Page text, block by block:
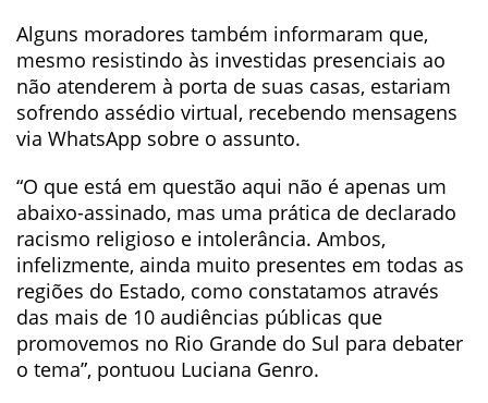
Alguns moradores também informaram que,
mesmo resistindo às investidas presenciais ao
não atenderem à porta de suas casas, estariam
sofrendo assédio virtual, recebendo mensagens
via WhatsApp sobre o assunto.
“O que está em questão aqui não é apenas um
abaixo-assinado, mas uma prática de declarado
racismo religioso e intolerância. Ambos,
infelizmente, ainda muito presentes em todas as
regiões do Estado, como constatamos através
das mais de 10 audiências públicas que
promovemos no Rio Grande do Sul para debater
o tema”, pontuou Luciana Genro.